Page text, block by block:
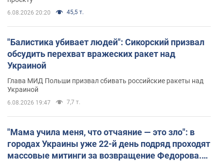
6.08.2026 20:20 45,5 т.
"Балистика убивает людей": Сикорский призвал
обсудить перехват вражеских ракет над
Украиной
Глава МИД Польши призвал сбивать российские ракеты над
Украиной
6.08.2026 19:47 7,7 т.
"Мама учила меня, что отчаяние — это зло": в
городах Украины уже 22-й день подряд проходят
массовые митинги за возвращение Федорова.